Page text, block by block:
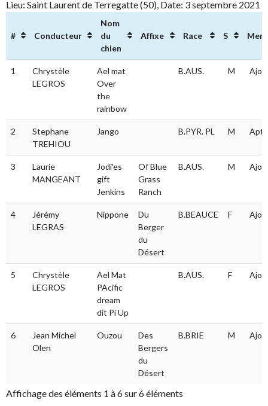
Lieu: Saint Laurent de Terregatte (50), Date: 3 septembre 2021
# Conducteur
Nom
du
chien
Affixe Race S
# Conducteur
Nom
du
chien
Race S
1
Chrystèle
LEGROS
Ael mat
Over
the
rainbow
B.AUS. M
2
Stephane
TREHIOU
Jango B.PYR. PL M Apte
3
Laurie
MANGEANT
Jodi'es
gift
Jenkins
Of Blue
Grass
Ranch
B.AUS. M
4
Jérémy
LEGRAS
Nippone
Du
Berger
du
Désert
B.BEAUCE F
5
Chrystèle
LEGROS
Ael Mat
PAcific
dream
dit Pi Up
B.AUS. F
6
Jean Michel
Olen
Ouzou
Des
Bergers
du
Désert
B.BRIE M
Affichage des éléments 1 à 6 sur 6 éléments